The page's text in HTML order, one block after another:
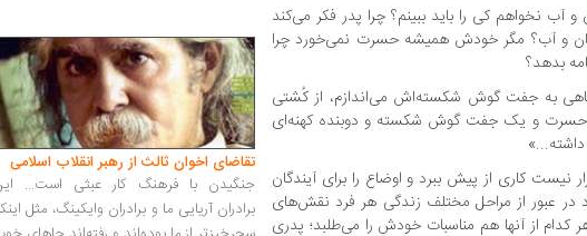
آب نخواهم کی را باید ببینم؟ چرا پدر فکر می‌کند
و آب؟ مگر خودش همیشه حسرت نمی‌خورد چرا
بدهد؟
به جفت گوش شکسته‌اش می‌اندازم، از کُشتی
حسرت و یک جفت گوش شکسته و دوبنده‌ کهنه‌ای
نیست کاری از پیش ببرد و اوضاع را برای آیندگان
در عبور از مراحل مختلف زندگی هر فرد نقش‌های
کدام از آنها هم مناسبات خودش را می‌طلبد؛ پدری
تقاضای اخوان ثالث از رهبر انقلاب اسلامی
جنگیدن با فرهنگ کار عبثی است...
برادران آریایی ما و برادران وایکینگ، مثل